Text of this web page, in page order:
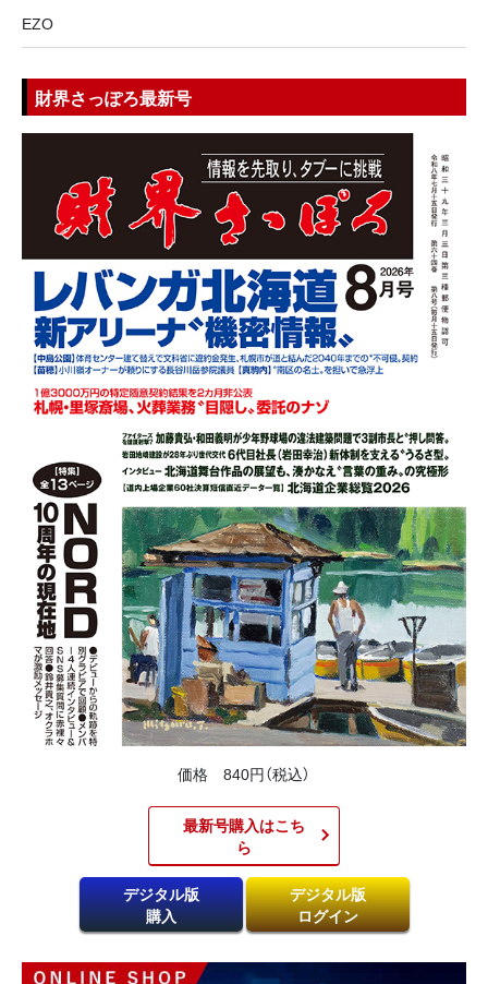
EZO
財界さっぽろ最新号
価格 840円（税込）
最新号購入はこち
ら​
デジタル版
購入
デジタル版
ログイン